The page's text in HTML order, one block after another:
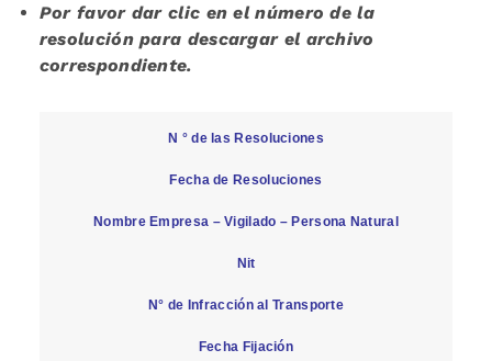
Por favor dar clic en el número de la
resolución para descargar el archivo
correspondiente.
N ° de las Resoluciones
Fecha de Resoluciones
Nombre Empresa – Vigilado – Persona Natural
Nit
N° de Infracción al Transporte
Fecha Fijación